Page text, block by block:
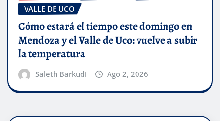
VALLE DE UCO
Cómo estará el tiempo este domingo en
Mendoza y el Valle de Uco: vuelve a subir
la temperatura
Saleth Barkudi Ago 2, 2026